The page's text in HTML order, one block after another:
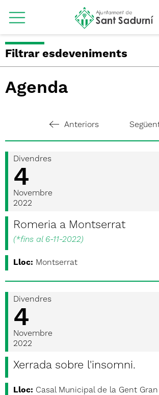
Filtrar esdeveniments
Agenda
Anteriors
Divendres
4
Novembre
2022
Romeria a Montserrat
(*fins al 6-11-2022)
Lloc: Montserrat
Divendres
4
Novembre
2022
Xerrada sobre l'insomni.
Lloc: Casal Municipal de la Gent